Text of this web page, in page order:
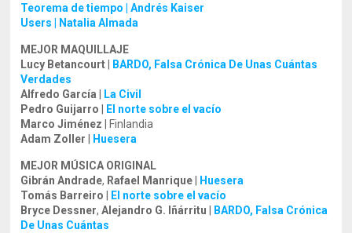
Teorema de tiempo | Andrés Kaiser
Users | Natalia Almada
MEJOR MAQUILLAJE
Lucy Betancourt
BARDO, Falsa Crónica De Unas Cuántas
Verdades
Alfredo García
La Civil
Pedro Guijarro
El norte sobre el vacío
Marco Jiménez | Finlandia
Adam Zoller
Huesera
MEJOR MÚSICA ORIGINAL
Gibrán Andrade, Rafael Manrique
Huesera
Tomás Barreiro
El norte sobre el vacío
Bryce Dessner,Alejandro G. Iñárritu
BARDO, Falsa Crónica
De Unas Cuántas